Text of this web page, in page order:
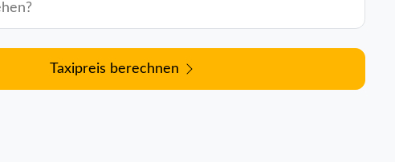
Taxipreis berechnen